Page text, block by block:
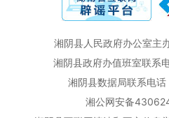
湘阴县人民政府办公室主
湘阴县政府办值班室联系
湘阴县数据局联系电
湘公网安备